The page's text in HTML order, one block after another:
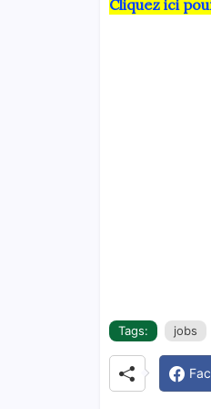
Cliquez ici
Tags: jobs